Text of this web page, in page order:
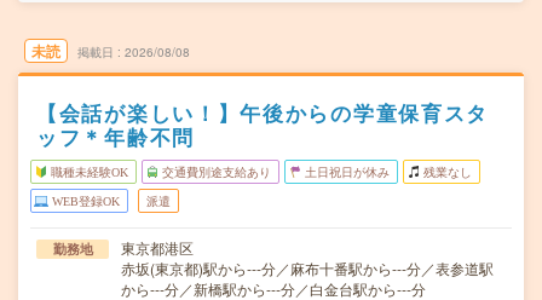
未読 掲載日 2026/08/08
【会話が楽しい！】午後からの学童保育スタ
ッフ＊年齢不問
職種未経験OK 交通費別途支給あり 土日祝日が休み 残業なし
WEB登録OK 派遣
勤務地
東京都港区
赤坂(東京都)駅から---分／麻布十番駅から---分／表参道駅
から---分／新橋駅から---分／白金台駅から---分